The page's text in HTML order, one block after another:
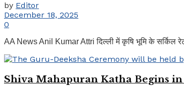
by Editor
December 18, 2025
0
AA News Anil Kumar Attri दिल्ली में कृषि भूमि के सर्किल रेट
Shiva Mahapuran Katha Begins